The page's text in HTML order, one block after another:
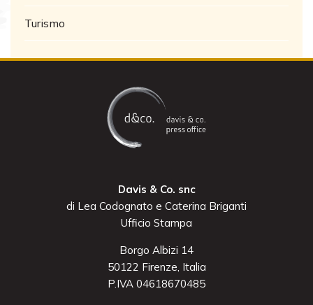
Turismo
Davis & Co. snc
di Lea Codognato e Caterina Briganti
Ufficio Stampa
Borgo Albizi 14
50122 Firenze, Italia
P.IVA 04618670485